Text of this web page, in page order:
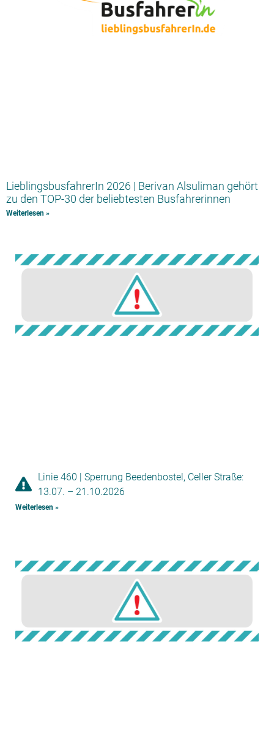
LieblingsbusfahrerIn 2026 | Berivan Alsuliman gehört
zu den TOP-30 der beliebtesten Busfahrerinnen
Weiterlesen »
Linie 460 | Sperrung Beedenbostel, Celler Straße:
13.07. – 21.10.2026
Weiterlesen »